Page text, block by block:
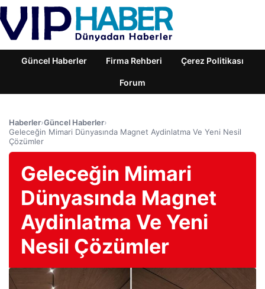
Güncel Haberler Firma Rehberi Çerez Politikası
Forum
Haberler›Güncel Haberler›
Geleceğin Mimari Dünyasında Magnet Aydinlatma Ve Yeni Nesil
Çözümler
Geleceğin Mimari
Dünyasında Magnet
Aydinlatma Ve Yeni
Nesil Çözümler